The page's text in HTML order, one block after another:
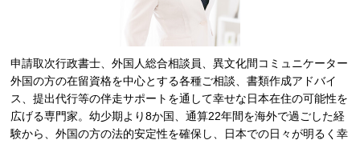
申請取次行政書士、外国人総合相談員、異文化間コミュニケーター
外国の方の在留資格を中心とする各種ご相談、書類作成アドバイ
ス、提出代行等の伴走サポートを通して幸せな日本在住の可能性を
広げる専門家。幼少期より8か国、通算22年間を海外で過ごした経
験から、外国の方の法的安定性を確保し、日本での日々が明るく幸